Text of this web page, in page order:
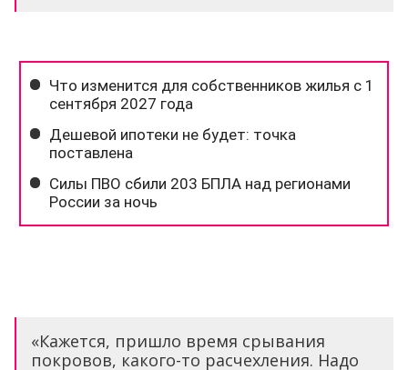
«Кажется, пришло время срывания
покровов, какого-то расчехления. Надо